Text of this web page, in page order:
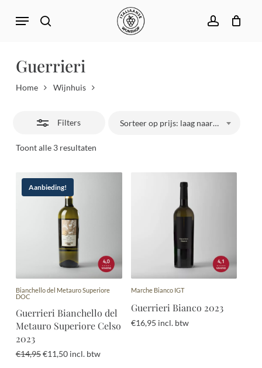
search account
Menu
Winkelwagen Close
Guerrieri
Home Wijnhuis
Filters
Toont alle 3 resultatenGesorteerd
laag
Sorteer op prijs: laag naar hoog
Close
Aanbieding!
Bianchello del Metauro Superiore
DOC
Guerrieri Bianchello del
Metauro Superiore Celso
2023
€14,95Oorspronkelijke
€11,50Huidige
incl. btw
Marche Bianco IGT
Guerrieri Bianco 2023
€16,95 incl. btw